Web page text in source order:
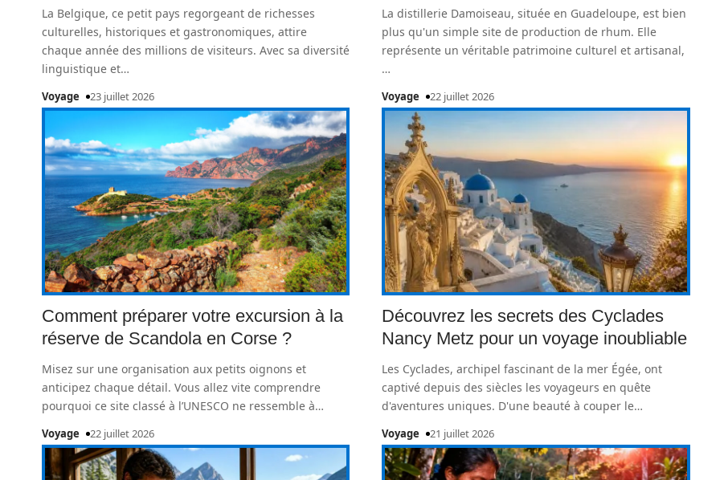
La Belgique, ce petit pays regorgeant de richesses
culturelles, historiques et gastronomiques, attire
chaque année des millions de visiteurs. Avec sa diversité
linguistique et…
Voyage 23 juillet 2026
La distillerie Damoiseau, située en Guadeloupe, est bien
plus qu'un simple site de production de rhum. Elle
représente un véritable patrimoine culturel et artisanal,
…
Voyage 22 juillet 2026
Comment préparer votre excursion à la
réserve de Scandola en Corse ?
Misez sur une organisation aux petits oignons et
anticipez chaque détail. Vous allez vite comprendre
pourquoi ce site classé à l’UNESCO ne ressemble à…
Voyage 22 juillet 2026
Découvrez les secrets des Cyclades
Nancy Metz pour un voyage inoubliable
Les Cyclades, archipel fascinant de la mer Égée, ont
captivé depuis des siècles les voyageurs en quête
d'aventures uniques. D'une beauté à couper le…
Voyage 21 juillet 2026